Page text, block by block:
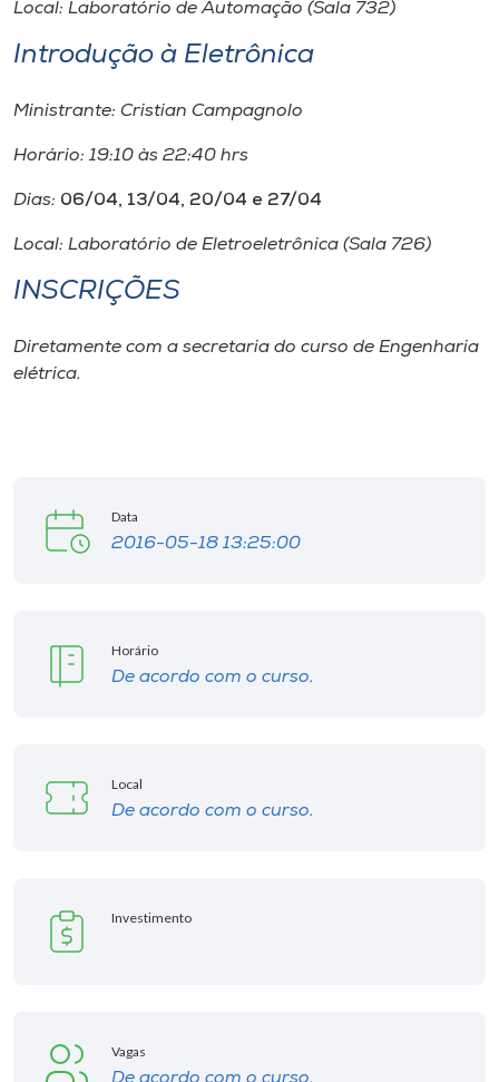
Local: Laboratório de Automação (Sala 732)
Introdução à Eletrônica
Ministrante: Cristian Campagnolo
Horário: 19:10 às 22:40 hrs
Dias: 06/04, 13/04, 20/04 e 27/04
Local: Laboratório de Eletroeletrônica (Sala 726)
INSCRIÇÕES
Diretamente com a secretaria do curso de Engenharia
elétrica.
Data
2016-05-18 13:25:00
Horário
De acordo com o curso.
Local
De acordo com o curso.
Investimento
Vagas